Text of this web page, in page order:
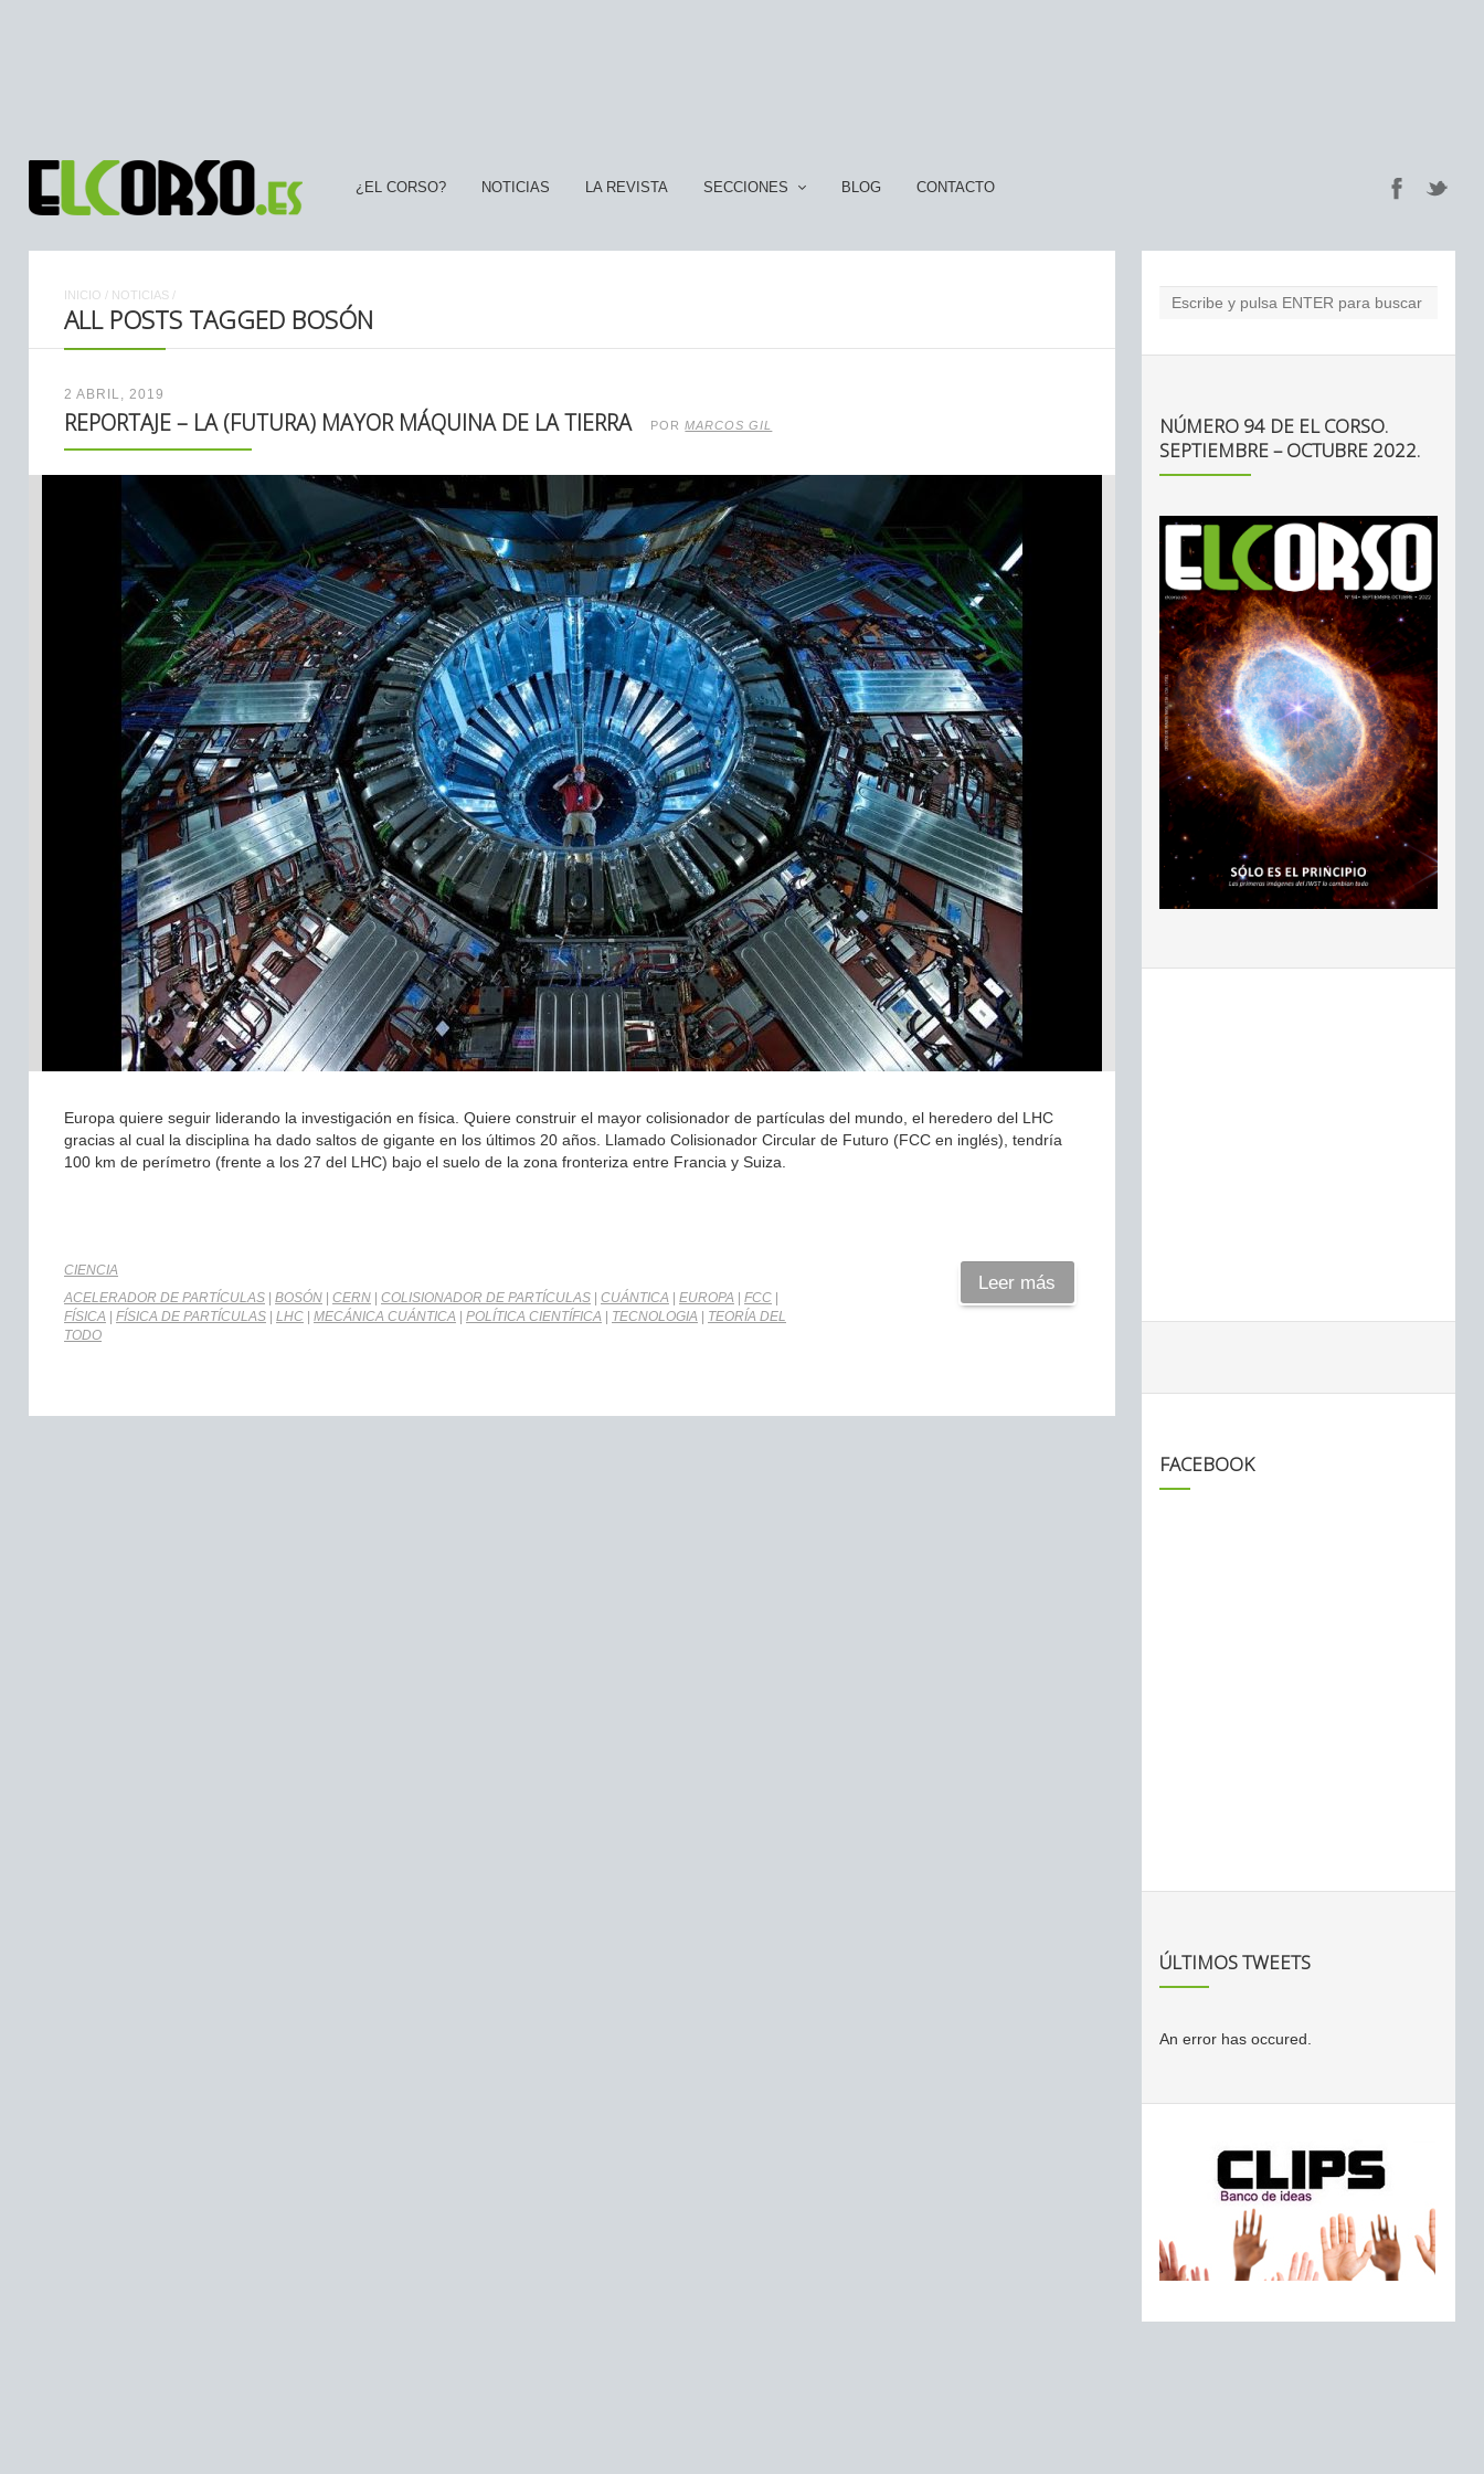
¿EL CORSO? NOTICIAS LA REVISTA SECCIONES BLOG CONTACTO
INICIO / NOTICIAS /
ALL POSTS TAGGED BOSÓN
2 ABRIL, 2019
REPORTAJE – LA (FUTURA) MAYOR MÁQUINA DE LA TIERRA PORMARCOS GIL
Europa quiere seguir liderando la investigación en física. Quiere construir el mayor colisionador de partículas del mundo, el heredero del LHC
gracias al cual la disciplina ha dado saltos de gigante en los últimos 20 años. Llamado Colisionador Circular de Futuro (FCC en inglés), tendría
100 km de perímetro (frente a los 27 del LHC) bajo el suelo de la zona fronteriza entre Francia y Suiza.
CIENCIA
ACELERADOR DE PARTÍCULAS
BOSÓN CERN COLISIONADOR DE PARTÍCULAS CUÁNTICA EUROPA FCC
FÍSICA
FÍSICA DE PARTÍCULAS LHC MECÁNICA CUÁNTICA POLÍTICA CIENTÍFICA TECNOLOGIA
TEORÍA DEL
TODO
Leer más
NÚMERO 94 DE EL CORSO.
SEPTIEMBRE – OCTUBRE 2022.
FACEBOOK
ÚLTIMOS TWEETS
An error has occured.